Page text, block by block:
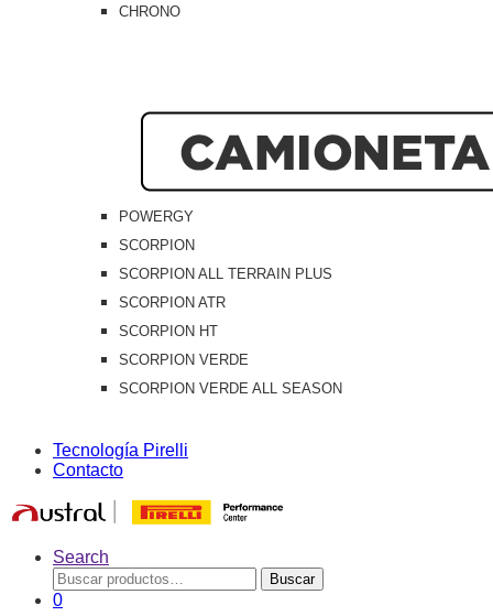
CHRONO
POWERGY
SCORPION
SCORPION ALL TERRAIN PLUS
SCORPION ATR
SCORPION HT
SCORPION VERDE
SCORPION VERDE ALL SEASON
Tecnología Pirelli
Contacto
Search
Buscar
por:
Buscar
0